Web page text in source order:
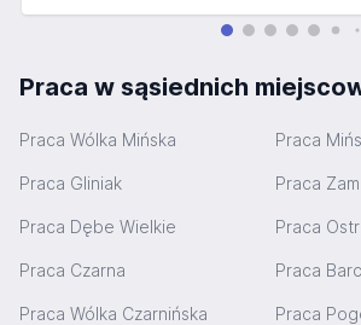
Praca w sąsiednich
Praca Wólka Mińska Praca
Praca Gliniak Praca
Praca Dębe Wielkie Praca
Praca Czarna Praca
Praca Wólka Czarnińska Praca